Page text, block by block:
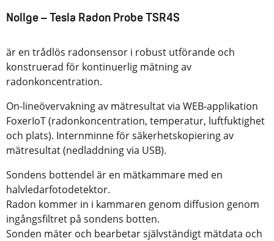
Nollge – Tesla Radon Probe TSR4S
är en trådlös radonsensor i robust utförande och
konstruerad för kontinuerlig mätning av
radonkoncentration.
On-lineövervakning av mätresultat via WEB-applikation
FoxerIoT (radonkoncentration, temperatur, luftfuktighet
och plats). Internminne för säkerhetskopiering av
mätresultat (nedladdning via USB).
Sondens bottendel är en mätkammare med en
halvledarfotodetektor.
Radon kommer in i kammaren genom diffusion genom
ingångsfiltret på sondens botten.
Sonden mäter och bearbetar självständigt mätdata och